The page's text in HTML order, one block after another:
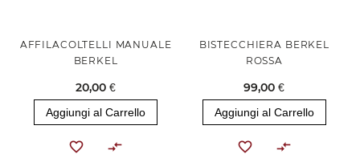
AFFILACOLTELLI MANUALE
BERKEL
20,00 €
Aggiungi al Carrello
BISTECCHIERA BERKEL
ROSSA
99,00 €
Aggiungi al Carrello